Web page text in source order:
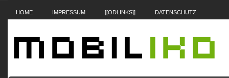
HOME IMPRESSUM [[ODLINKS]] DATENSCHUTZ